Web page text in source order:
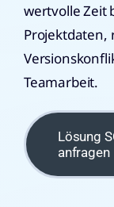
wertvolle Zeit
Projektdaten,
Teamarbeit.
Lösung
anfragen